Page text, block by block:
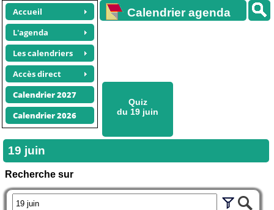
Accueil
L'agenda
Les calendriers
Accès direct
Calendrier 2027
Calendrier 2026
Calendrier agenda
Quiz
du 19 juin
19 juin
Recherche sur